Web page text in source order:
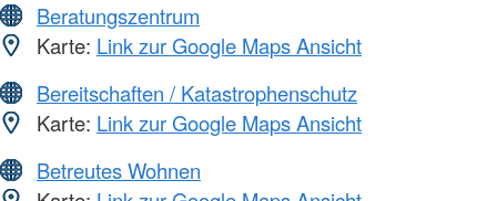
Beratungszentrum
Karte: Link zur Google Maps Ansicht
Bereitschaften / Katastrophenschutz
Karte: Link zur Google Maps Ansicht
Betreutes Wohnen